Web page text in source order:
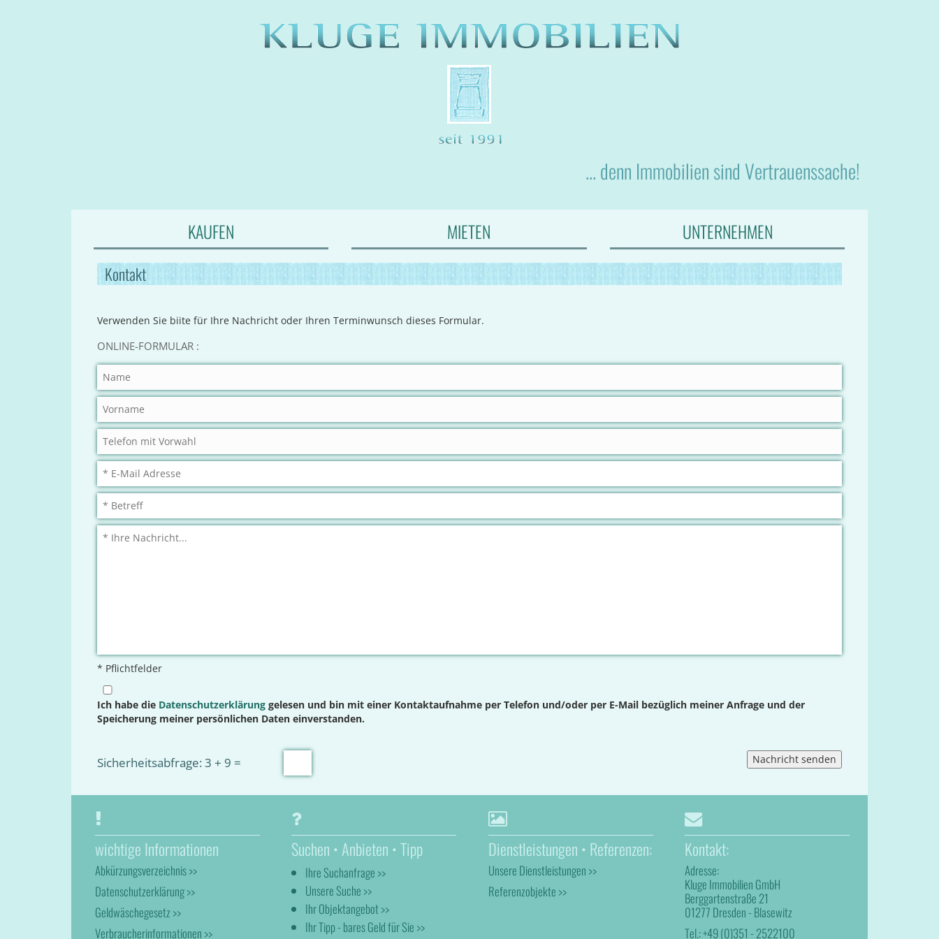
... denn Immobilien sind Vertrauenssache!
KAUFEN MIETEN UNTERNEHMEN
Kontakt
Verwenden Sie biite für Ihre Nachricht oder Ihren Terminwunsch dieses Formular.
ONLINE-FORMULAR :
* Pflichtfelder
Ich habe die Datenschutzerklärung gelesen und bin mit einer Kontaktaufnahme per Telefon und/oder per E-Mail bezüglich meiner Anfrage und der
Speicherung meiner persönlichen Daten einverstanden.
Sicherheitsabfrage: 3 + 9 =
wichtige Informationen
Abkürzungsverzeichnis >>
Datenschutzerklärung >>
Geldwäschegesetz >>
Verbraucherinformationen >>
Suchen • Anbieten • Tipp
Ihre Suchanfrage >>
Unsere Suche >>
Ihr Objektangebot >>
Ihr Tipp - bares Geld für Sie >>
Dienstleistungen • Referenzen:
Unsere Dienstleistungen >>
Referenzobjekte >>
Kontakt:
Adresse:
Kluge Immobilien GmbH
Berggartenstraße 21
01277 Dresden - Blasewitz
Tel.:+49 (0)351 - 2522100